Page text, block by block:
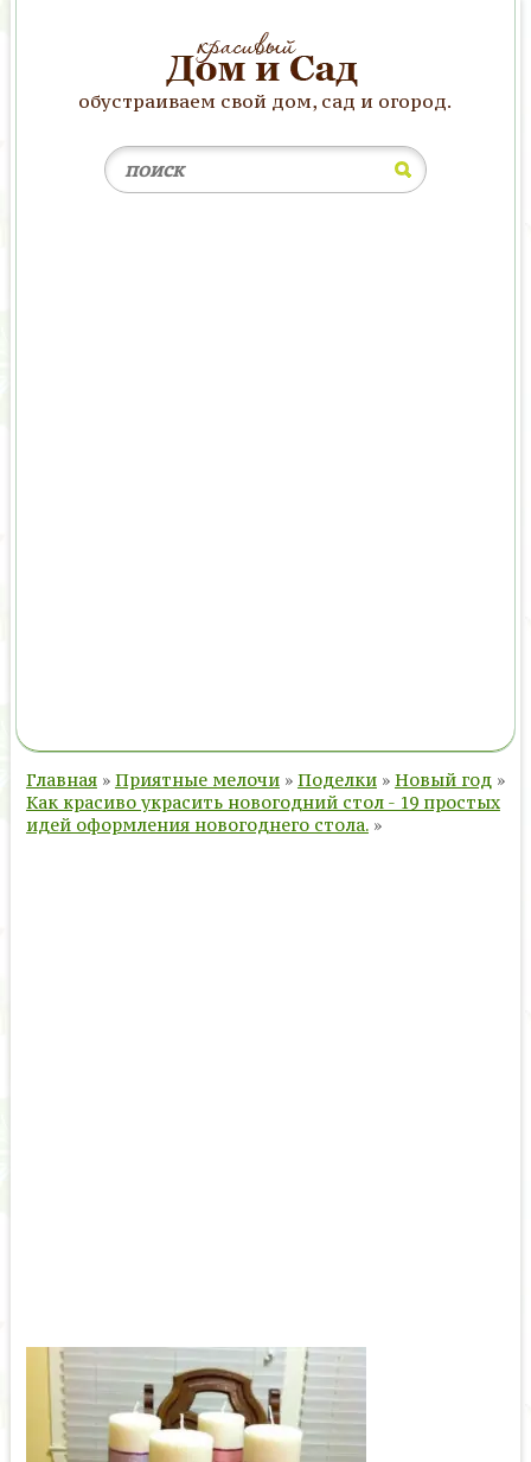
обустраиваем свой дом, сад и огород.
Главная » Приятные мелочи » Поделки » Новый год »
Как красиво украсить новогодний стол - 19 простых
идей оформления новогоднего стола. »